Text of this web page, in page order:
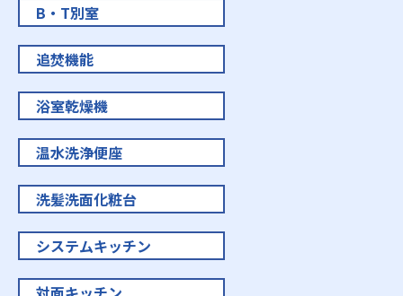
B・T別室
追焚機能
浴室乾燥機
温水洗浄便座
洗髪洗面化粧台
システムキッチン